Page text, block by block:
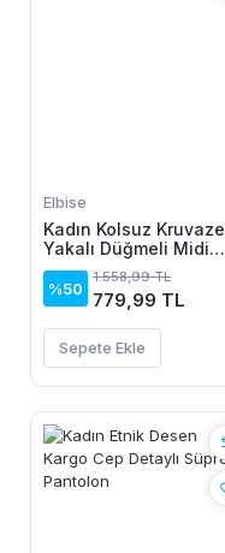
Elbise
Kadın Kolsuz Kruvaze
Yakalı Düğmeli Midi
Keten Elbise
%50
1.558,99 TL
779,99 TL
Sepete Ekle